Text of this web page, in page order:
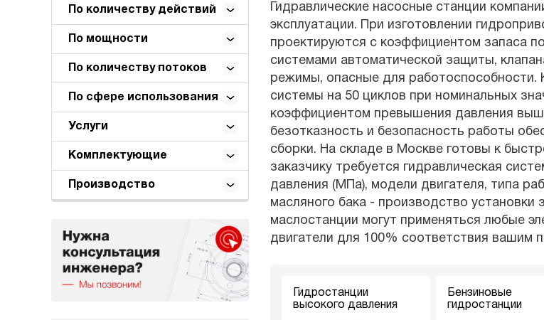
По количеству действий
По мощности
По количеству потоков
По сфере использования
Услуги
Комплектующие
Производство
Гидравлические насосные станции
эксплуатации. При изготовлении
проектируются с коэффициентом запаса
системами автоматической защиты,
режимы, опасные для работоспособности.
системы на 50 циклов при номинальных
коэффициентом превышения давления
безотказность и безопасность работы
сборки. На складе в Москве готовы к
заказчику требуется гидравлическая
давления (МПа), модели двигателя, типа
масляного бака - производство
маслостанции могут применяться любые
двигатели для 100% соответствия вашим
Гидростанции
высокого давления
Бензиновые
гидростанции